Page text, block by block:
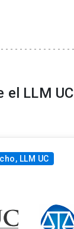
el LLM UC
LLM UC